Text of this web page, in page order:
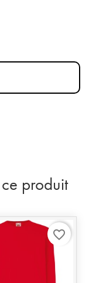
produit
favorite_border